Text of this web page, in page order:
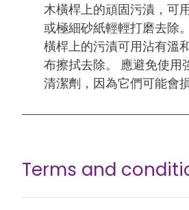
木橫桿上的頑固污漬，可
或極細砂紙輕輕打磨去除
橫桿上的污漬可用沾有溫
布擦拭去除。 應避免使用
清潔劑，因為它們可能會
Terms and